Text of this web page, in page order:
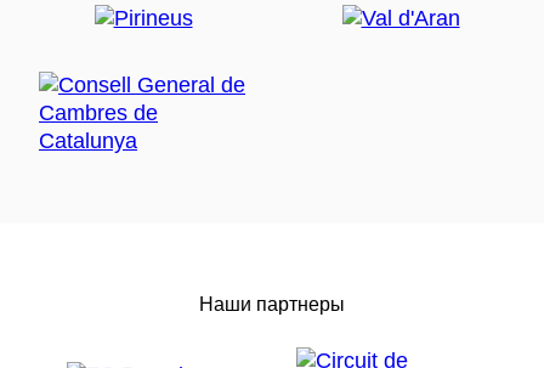
Наши партнеры